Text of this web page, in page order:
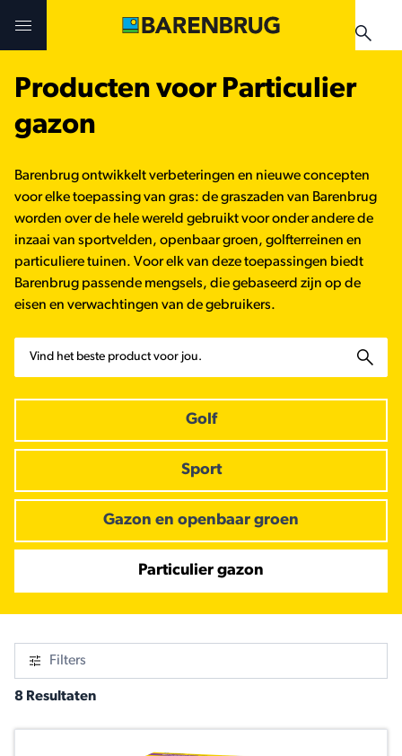
Producten voor Particulier
gazon
Barenbrug ontwikkelt verbeteringen en nieuwe concepten
voor elke toepassing van gras: de graszaden van Barenbrug
worden over de hele wereld gebruikt voor onder andere de
inzaai van sportvelden, openbaar groen, golfterreinen en
particuliere tuinen. Voor elk van deze toepassingen biedt
Barenbrug passende mengsels, die gebaseerd zijn op de
eisen en verwachtingen van de gebruikers.
Golf
Sport
Gazon en openbaar groen
Particulier gazon
Filters
8 Resultaten
Producten
Praktijkervaringen
Teelthandleidingen
Verkooppunten
Producten
Verkooppunten
Nieuws & Events
Teelthandleidingen
Nieuws & Events
Verkooppunten